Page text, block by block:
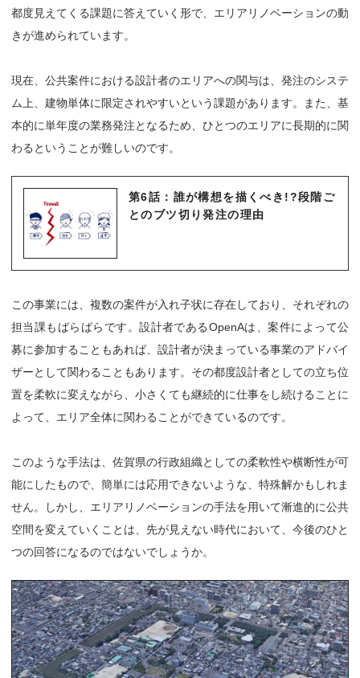
都度見えてくる課題に答えていく形で、エリアリノベーションの動
きが進められています。
現在、公共案件における設計者のエリアへの関与は、発注のシステ
ム上、建物単体に限定されやすいという課題があります。また、基
本的に単年度の業務発注となるため、ひとつのエリアに長期的に関
わるということが難しいのです。
第6話：誰が構想を描くべき!?段階ご
とのブツ切り発注の理由
この事業には、複数の案件が入れ子状に存在しており、それぞれの
担当課もばらばらです。設計者であるOpenAは、案件によって公
募に参加することもあれば、設計者が決まっている事業のアドバイ
ザーとして関わることもあります。その都度設計者としての立ち位
置を柔軟に変えながら、小さくても継続的に仕事をし続けることに
よって、エリア全体に関わることができているのです。
このような手法は、佐賀県の行政組織としての柔軟性や横断性が可
能にしたもので、簡単には応用できないような、特殊解かもしれま
せん。しかし、エリアリノベーションの手法を用いて漸進的に公共
空間を変えていくことは、先が見えない時代において、今後のひと
つの回答になるのではないでしょうか。